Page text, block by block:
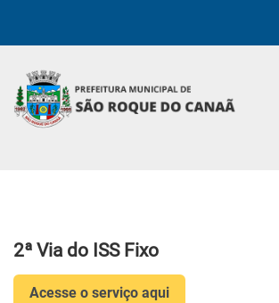
2ª Via do ISS Fixo
Acesse o serviço aqui